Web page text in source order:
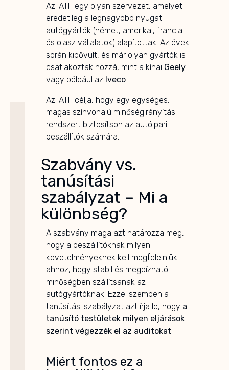
Az IATF egy olyan szervezet, amelyet
eredetileg a legnagyobb nyugati
autógyártók (német, amerikai, francia
és olasz vállalatok) alapítottak. Az évek
során kibővült, és már olyan gyártók is
csatlakoztak hozzá, mint a kínai Geely
vagy például az Iveco.
Az IATF célja, hogy egy egységes,
magas színvonalú minőségirányítási
rendszert biztosítson az autóipari
beszállítók számára.
Szabvány vs.
tanúsítási
szabályzat – Mi a
különbség?
A szabvány maga azt határozza meg,
hogy a beszállítóknak milyen
követelményeknek kell megfelelniük
ahhoz, hogy stabil és megbízható
minőségben szállítsanak az
autógyártóknak. Ezzel szemben a
tanúsítási szabályzat azt írja le, hogy a
tanúsító testületek milyen eljárások
szerint végezzék el az auditokat
Miért fontos ez a